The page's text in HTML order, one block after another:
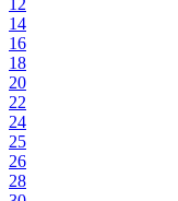
12
14
16
18
20
22
24
25
26
28